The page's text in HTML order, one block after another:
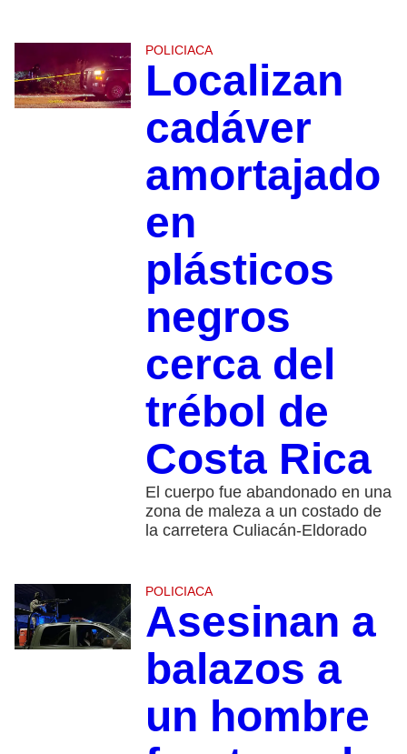
POLICIACA
Localizan
cadáver
amortajado
en
plásticos
negros
cerca del
trébol de
Costa Rica
El cuerpo fue abandonado en una
zona de maleza a un costado de
la carretera Culiacán-Eldorado
POLICIACA
Asesinan a
balazos a
un hombre